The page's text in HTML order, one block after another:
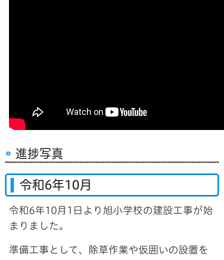
進捗写真
令和6年10月
令和6年10月1日より旭小学校の建設工事が始
まりました。
準備工事として、除草作業や仮囲いの設置を